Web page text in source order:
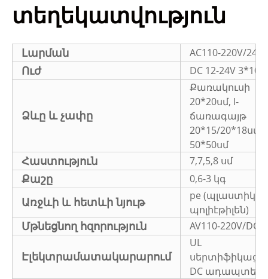
տեղեկատվություն
Լարման AC110-220V/24/
Ուժ DC 12-24V
Ձևը և չափը
Քառակուսի
20*20սմ, I-
ճառագայթ
20*15/20*18սմ,
50*50սմ
Հաստություն 7,7,5,8 սմ
Քաշը 0,6-3 կգ
Առջևի և հետևի նյութ
pe (պլաստիկ
պոլիէթիլեն)
Մթնեցնող հզորություն AV110-220V/
Էլեկտրամատակարարում
UL
DC ադապտեր